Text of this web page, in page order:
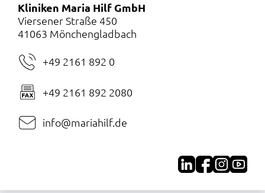
Kliniken Maria Hilf GmbH
Viersener Straße 450
41063 Mönchengladbach
+49 2161 892 0
+49 2161 892 2080
info@mariahilf.de